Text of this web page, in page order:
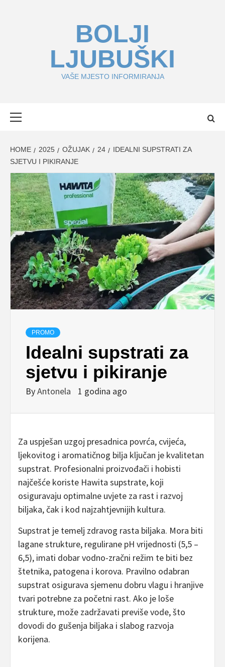
BOLJI
LJUBUŠKI
VAŠE MJESTO INFORMIRANJA
HOME 2025 OŽUJAK 24
IDEALNI SUPSTRATI ZA
SJETVU I PIKIRANJE
PROMO
Idealni supstrati za
sjetvu i pikiranje
ByAntonela 1 godina ago
Za uspješan uzgoj presadnica povrća, cvijeća,
ljekovitog i aromatičnog bilja ključan je kvalitetan
supstrat. Profesionalni proizvođači i hobisti
najčešće koriste Hawita supstrate, koji
osiguravaju optimalne uvjete za rast i razvoj
biljaka, čak i kod najzahtjevnijih kultura.
Supstrat je temelj zdravog rasta biljaka. Mora biti
lagane strukture, regulirane pH vrijednosti (5,5 –
6,5), imati dobar vodno-zračni režim te biti bez
štetnika, patogena i korova. Pravilno odabran
supstrat osigurava sjemenu dobru vlagu i hranjive
tvari potrebne za početni rast. Ako je loše
strukture, može zadržavati previše vode, što
dovodi do gušenja biljaka i slabog razvoja
korijena.